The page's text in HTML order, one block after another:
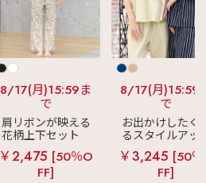
8/17(月)15:59ま
で
肩リボンが映える
花柄上下セット
メニーフラワー ロ
ングパンツ 上下セ
ット
￥2,475 [50％O
FF]
8/17(月)15:59
で
お出かけしたく
るスタイルアッ
見え
ストライ
フリル ロングパ
ツ 綿混 上下セ
￥3,245 [50
FF]